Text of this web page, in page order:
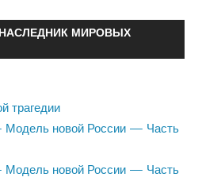
МИРОВЫХ
трагедии
Модель новой России — Часть
Модель новой России — Часть